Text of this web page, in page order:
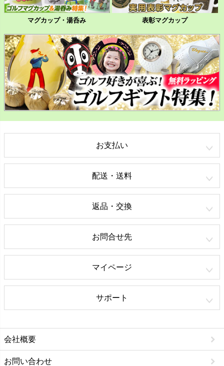
マグカップ・湯呑み 表彰マグカップ
お支払い
配送・送料
返品・交換
お問合せ先
マイページ
サポート
会社概要
お問い合わせ